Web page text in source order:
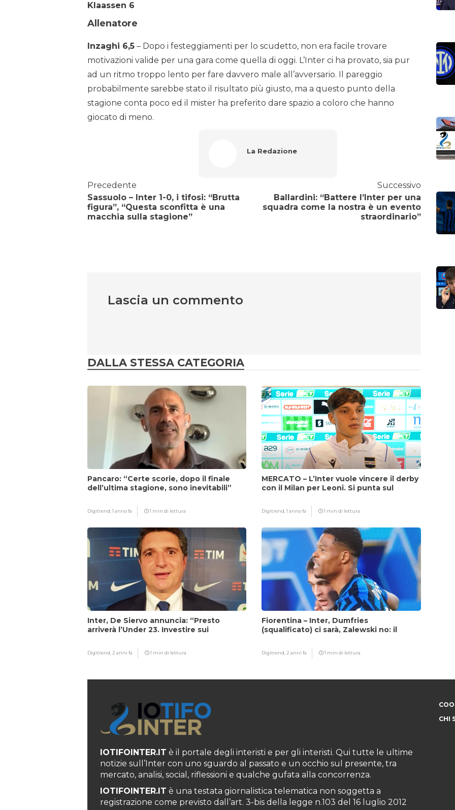
Klaassen 6
Allenatore
Inzaghi 6,5 – Dopo i festeggiamenti per lo scudetto, non era facile trovare
motivazioni valide per una gara come quella di oggi. L’Inter ci ha provato, sia pur
ad un ritmo troppo lento per fare davvero male all’avversario. Il pareggio
probabilmente sarebbe stato il risultato più giusto, ma a questo punto della
stagione conta poco ed il mister ha preferito dare spazio a coloro che hanno
giocato di meno.
La Redazione
Precedente
Sassuolo – Inter 1-0, i tifosi: “Brutta
figura”, “Questa sconfitta è una
macchia sulla stagione”
Successivo
Ballardini: “Battere l’Inter per una
squadra come la nostra è un evento
straordinario”
Lascia un commento
DALLA STESSA CATEGORIA
Pancaro: “Certe scorie, dopo il finale
dell’ultima stagione, sono inevitabili”
Digitrend,1 anno fa 1 min di lettura
MERCATO – L’Inter vuole vincere il derby
con il Milan per Leoni. Si punta sul
Digitrend,1 anno fa 1 min di lettura
Inter, De Siervo annuncia: “Presto
arriverà l’Under 23. Investire sui
Digitrend,2 anni fa 1 min di lettura
Fiorentina – Inter, Dumfries
(squalificato) ci sarà, Zalewski no: il
Digitrend,2 anni fa 1 min di lettura
IOTIFOINTER.IT è il portale degli interisti e per gli interisti. Qui tutte le ultime
notizie sull’Inter con uno sguardo al passato e un occhio sul presente, tra
mercato, analisi, social, riflessioni e qualche gufata alla concorrenza.
IOTIFOINTER.IT è una testata giornalistica telematica non soggetta a
registrazione come previsto dall’art. 3-bis della legge n.103 del 16 luglio 2012
CHI